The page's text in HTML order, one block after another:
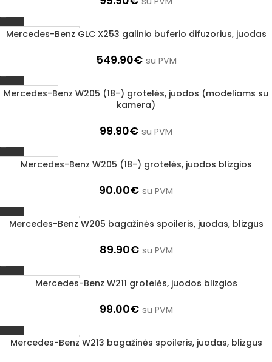
Užsakoma prekė
Mercedes-Benz GLC X253 galinio buferio difuzorius, juodas
549.90€ su PVM
1–3 d. d.
Mercedes-Benz W205 (18-) grotelės, juodos (modeliams su
kamera)
99.90€ su PVM
1–3 d. d.
Mercedes-Benz W205 (18-) grotelės, juodos blizgios
90.00€ su PVM
Užsakoma prekė
Mercedes-Benz W205 bagažinės spoileris, juodas, blizgus
89.90€ su PVM
Užsakoma prekė
Mercedes-Benz W211 grotelės, juodos blizgios
99.00€ su PVM
Užsakoma prekė
Mercedes-Benz W213 bagažinės spoileris, juodas, blizgus